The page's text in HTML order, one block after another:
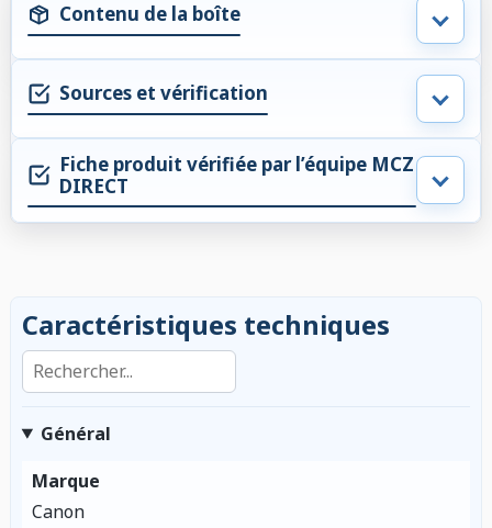
Contenu de la boîte
Sources et vérification
Fiche produit vérifiée par l’équipe MCZ
DIRECT
Caractéristiques techniques
Rechercher dans les caractéristiques
Général
Marque
Canon